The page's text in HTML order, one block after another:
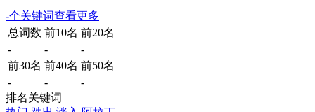
-个关键词查看更多
总词数 前10名 前20名
-
-
-
前30名 前40名 前50名
-
-
-
排名关键词